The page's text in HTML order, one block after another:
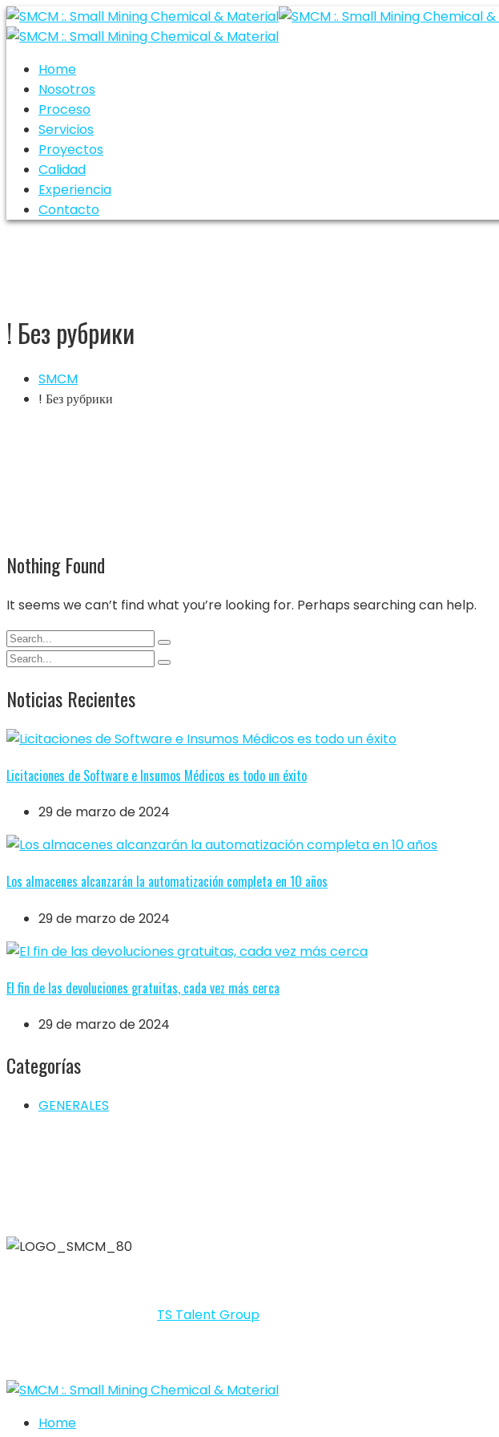
Home
Nosotros
Proceso
Servicios
Proyectos
Calidad
Experiencia
Contacto
! Без рубрики
SMCM
! Без рубрики
Nothing Found
It seems we can’t find what you’re looking for. Perhaps searching can help.
Noticias Recientes
Licitaciones de Software e Insumos Médicos es todo un éxito
29 de marzo de 2024
Los almacenes alcanzarán la automatización completa en 10 años
29 de marzo de 2024
El fin de las devoluciones gratuitas, cada vez más cerca
29 de marzo de 2024
Categorías
GENERALES
TS Talent Group
Home